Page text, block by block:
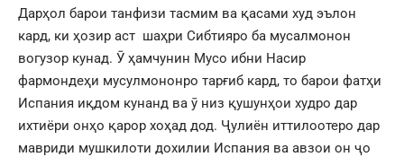
Дарҳол барои танфизи тасмим ва қасами худ эълон
кард, ки ҳозир аст шаҳри Сибтияро ба мусалмонон
вогузор кунад. Ӯ ҳамчунин Мусо ибни Насир
фармондеҳи мусулмононро тарғиб кард, то барои фатҳи
Испания иқдом кунанд ва ӯ низ қушунҳои худро дар
ихтиёри онҳо қарор хоҳад дод. Ҷулиён иттилоотеро дар
мавриди мушкилоти дохилии Испания ва авзои он ҷо